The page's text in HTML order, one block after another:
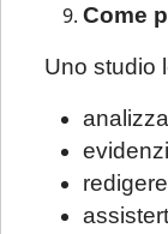
Come
Uno studio